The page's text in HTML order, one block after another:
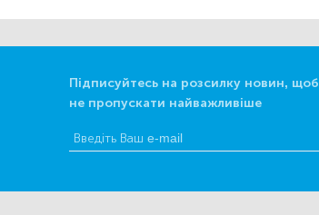
Підписуйтесь на розсилку новин, щоб
не пропускати найважливіше